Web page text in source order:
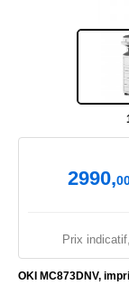
OKI MC873DNV,
2990,
Prix